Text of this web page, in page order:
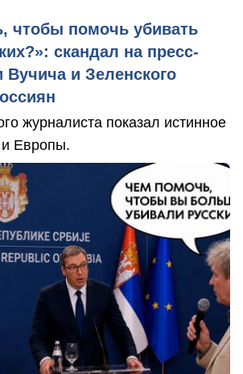
чтобы помочь убивать
скандал на пресс-
и Зеленского
журналиста показал истинное
Европы.